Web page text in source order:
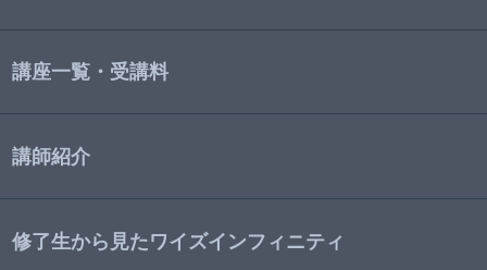
講座一覧・受講料
講師紹介
修了生から見たワイズインフィニティ